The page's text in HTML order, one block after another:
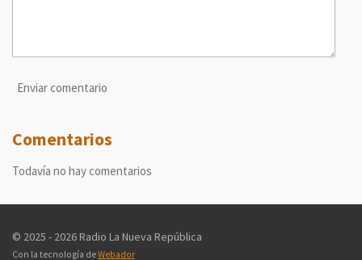
Enviar comentario
Comentarios
Todavía no hay comentarios
© 2025 - 2026 Radio La Nueva República
Con la tecnología deWebador